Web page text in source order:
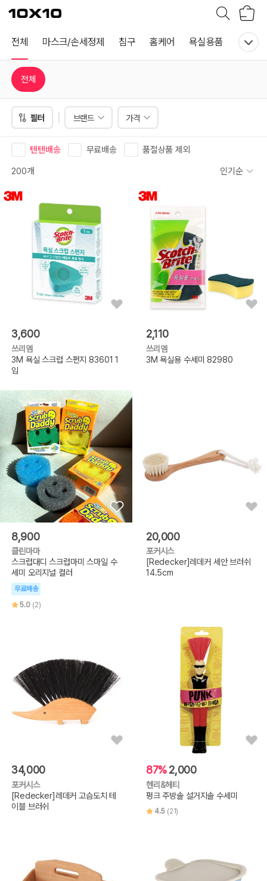
텐
바
전체 마스크/손세정제 침구 홈케어 욕실용품 난방텐
전체
필터 브랜드 가격
텐텐배송 무료배송 품절상품 제외
200개 인기순
3,600
쓰리엠
3M 욕실 스크럽 스펀지 83601 1
입
2,110
쓰리엠
3M 욕실용 수세미 82980
8,900
클린마마
스크럽대디 스크럽마미 스마일 수
세미 오리지널 컬러
무료배송
5.0 (2)
20,000
포커시스
[Redecker]레데커 세안 브러쉬
14.5cm
34,000
포커시스
[Redecker]레데커 고슴도치 테
이블 브러쉬
87%2,000
헨리&헤티
펑크 주방솔 설거지솔 수세미
4.5 (21)